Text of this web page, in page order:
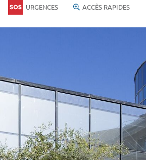
URGENCES ACCÈS RAPIDES